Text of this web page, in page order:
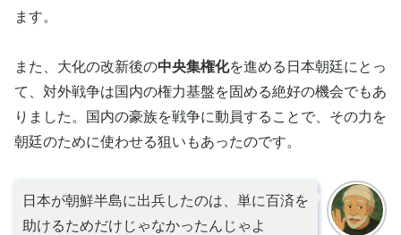
ます。
また、大化の改新後の中央集権化を進める日本朝廷にとっ
て、対外戦争は国内の権力基盤を固める絶好の機会でもあ
りました。国内の豪族を戦争に動員することで、その力を
朝廷のために使わせる狙いもあったのです。
日本が朝鮮半島に出兵したのは、単に百済を
助けるためだけじゃなかったんじゃよ